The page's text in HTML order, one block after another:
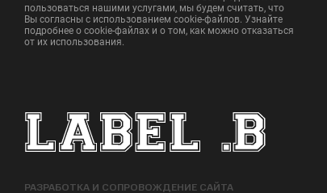
пользоваться нашими услугами, мы будем считать, что
Вы согласны с использованием cookie-файлов. Узнайте
подробнее о cookie-файлах и о том, как можно отказаться
от их использования.
РАЗРАБОТКА И СОПРОВОЖДЕНИЕ САЙТА